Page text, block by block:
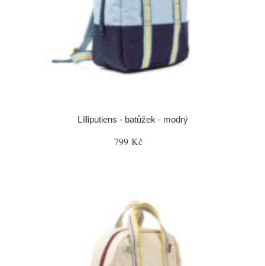
Lilliputiens - batůžek - modrý
799 Kč